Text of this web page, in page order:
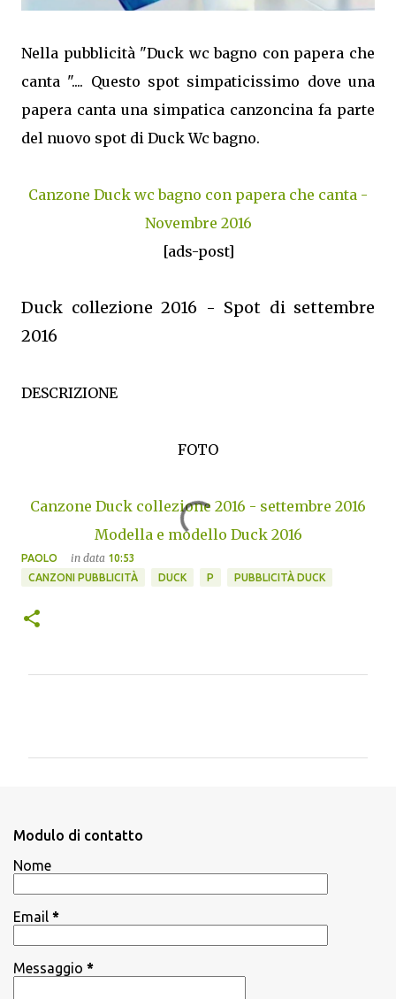
Nella pubblicità "Duck wc bagno con papera che
canta ".... Questo spot simpaticissimo dove una
papera canta una simpatica canzoncina fa parte
del nuovo spot di Duck Wc bagno.
Canzone Duck wc bagno con papera che canta -
Novembre 2016
[ads-post]
Duck collezione 2016 - Spot di settembre
2016
DESCRIZIONE
FOTO
Canzone Duck collezione 2016 - settembre 2016
Modella e modello Duck 2016
PAOLO in data 10:53
CANZONI PUBBLICITÀ
DUCK P PUBBLICITÀ DUCK
i
Modulo di contatto
Nome
Email *
Messaggio *